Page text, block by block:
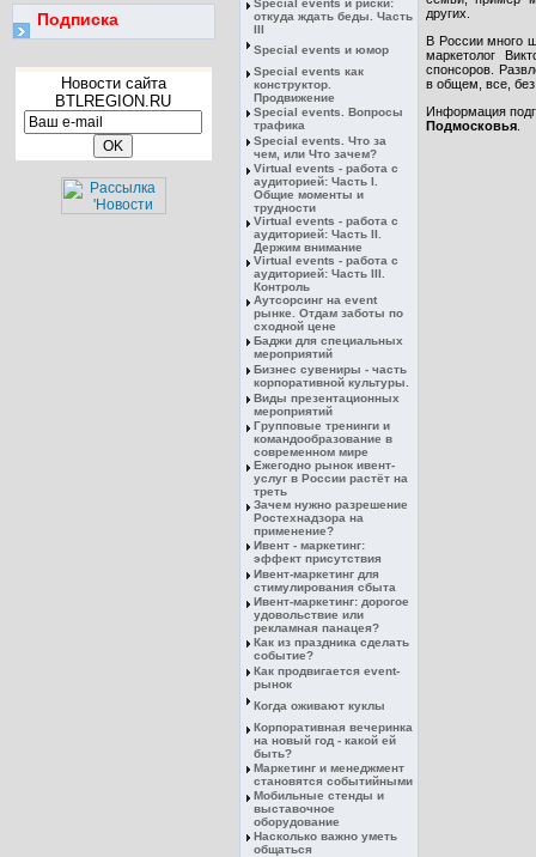
Подписка
Новости сайта
BTLREGION.RU
Special events и риски:
откуда ждать беды. Часть
III
Special events и юмор
Special events как
конструктор.
Продвижение
Special events. Вопросы
трафика
Special events. Что за
чем, или Что зачем?
Virtual events - работа с
аудиторией: Часть I.
Общие моменты и
трудности
Virtual events - работа с
аудиторией: Часть II.
Держим внимание
Virtual events - работа с
аудиторией: Часть III.
Контроль
Аутсорсинг на event
рынке. Отдам заботы по
сходной цене
Баджи для специальных
мероприятий
Бизнес сувениры - часть
корпоративной культуры.
Виды презентационных
мероприятий
Групповые тренинги и
командообразование в
современном мире
Ежегодно рынок ивент-
услуг в России растёт на
треть
Зачем нужно разрешение
Ростехнадзора на
применение?
Ивент - маркетинг:
эффект присутствия
Ивент-маркетинг для
стимулирования сбыта
Ивент-маркетинг: дорогое
удовольствие или
рекламная панацея?
Как из праздника сделать
событие?
Как продвигается event-
рынок
Когда оживают куклы
Корпоративная вечеринка
на новый год - какой ей
быть?
Маркетинг и менеджмент
становятся событийными
Мобильные стенды и
выставочное
оборудование
Насколько важно уметь
общаться
других.
В России много
маркетолог
спонсоров.
в общем, все, без
Информация
Подмосковья